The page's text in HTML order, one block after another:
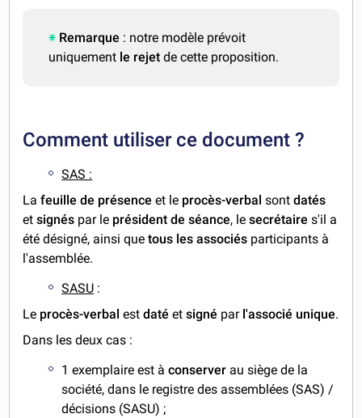
Remarque : notre modèle prévoit
uniquement le rejetde cette proposition.
Comment utiliser ce document ?
SAS :
Lafeuille de présence et le procès-verbal sontdatés
etsignés par le président de séance, lesecrétaires'il a
été désigné, ainsi quetous les associés participants à
l'assemblée.
SASU :
Le procès-verbal estdatéetsigné par l'associé unique.
Dans les deux cas :
1 exemplaire est àconserver au siège de la
société, dans le registre des assemblées (SAS) /
décisions (SASU) ;